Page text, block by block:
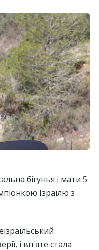
бігунья і мати 5
Ізраїлю з
і вп'яте стала